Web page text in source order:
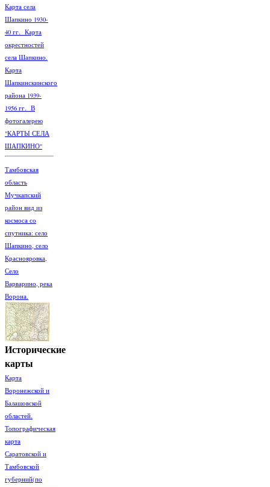
Карта села
Шапкино 1930-
40 гг. Карта
окрестностей
села Шапкино.
Карта
Шапкинскинского
района 1939-
1956 гг. В
фотогалерею
"КАРТЫ СЕЛА
ШАПКИНО"
Тамбовская
область
Мучкапский
район вид из
космоса со
спутника: село
Шапкино, село
Краснояровка,
Село
Варварино, река
Ворона.
Исторические
карты
Карта
Воронежской и
Балашовской
областей.
Топографическая
карта
Саратовской и
Тамбовской
губерний(по